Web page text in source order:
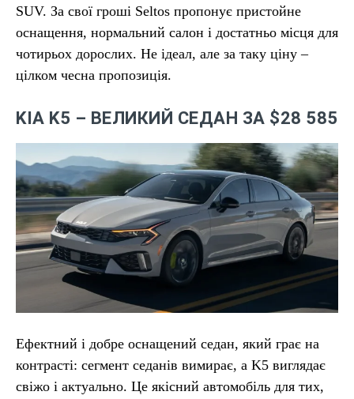
SUV. За свої гроші Seltos пропонує пристойне
оснащення, нормальний салон і достатньо місця для
чотирьох дорослих. Не ідеал, але за таку ціну –
цілком чесна пропозиція.
KIA K5 – ВЕЛИКИЙ СЕДАН ЗА $28 585
Ефектний і добре оснащений седан, який грає на
контрасті: сегмент седанів вимирає, а K5 виглядає
свіжо і актуально. Це якісний автомобіль для тих,